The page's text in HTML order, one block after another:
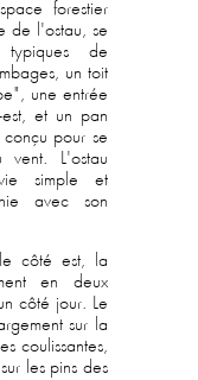
forestier
de l'ostau, se
de
un toit
une entrée
est, et un pan
pour se
vent. L'ostau
simple et
avec son
côté est, la
en deux
côté jour. Le
sur la
coulissantes,
les pins des